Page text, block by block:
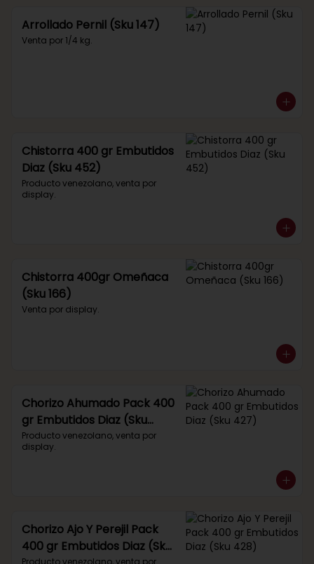
Arrollado Pernil (Sku 147)
Venta por 1/4 kg.
Chistorra 400 gr Embutidos
Diaz (Sku 452)
Producto venezolano, venta por
display.
Chistorra 400gr Omeñaca
(Sku 166)
Venta por display.
Chorizo Ahumado Pack 400
gr Embutidos Diaz (Sku
427)
Producto venezolano, venta por
display.
Chorizo Ajo Y Perejil Pack
400 gr Embutidos Diaz (Sku
Producto venezolano, venta por